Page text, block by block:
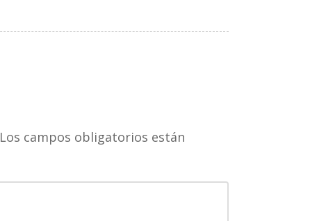
Los campos obligatorios están